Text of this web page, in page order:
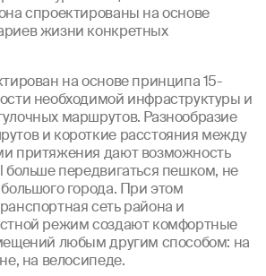
спроектированы на основе
жизни конкретных
на основе принципа 15-
необходимой инфраструктуры и
маршрутов. Разнообразие
и короткие расстояния между
притяжения дают возможность
больше передвигаться пешком, не
города. При этом
сеть района и
режим создают комфортные
любым другим способом: на
на велосипеде.